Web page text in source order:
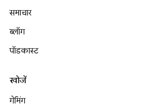
समाचार
ब्लॉग
पॉडकास्ट
खोजें
गेमिंग